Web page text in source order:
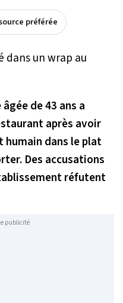
préférée
de 43 ans a
après avoir
dans le plat
Des accusations
réfutent
publicité